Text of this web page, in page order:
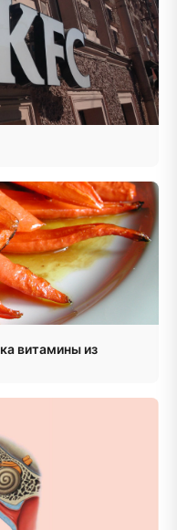
витамины из